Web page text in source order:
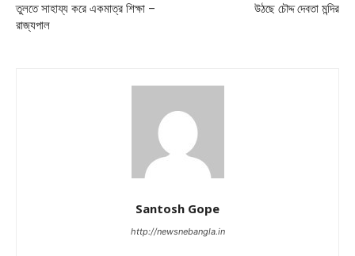
তুলতে সাহায্য করে একমাত্র শিক্ষা –
রাজ্যপাল
উঠছে চৌদ্দ দেবতা মন্দির
Santosh Gope
http://newsnebangla.in